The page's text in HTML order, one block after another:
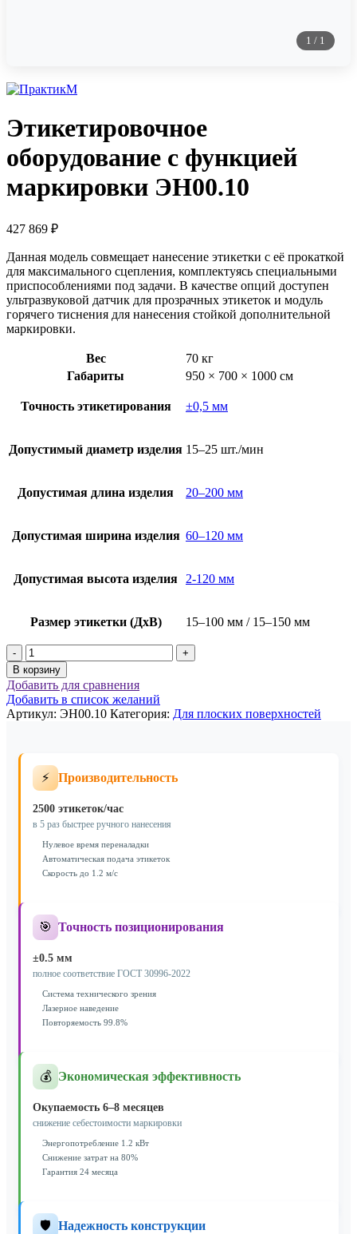
1 / 1
Этикетировочное
оборудование с функцией
маркировки ЭН00.10
427 869 ₽
Данная модель совмещает нанесение этикетки с её прокаткой
для максимального сцепления, комплектуясь специальными
приспособлениями под задачи. В качестве опций доступен
ультразвуковой датчик для прозрачных этикеток и модуль
горячего тиснения для нанесения стойкой дополнительной
маркировки.
Вес
70 кг
Габариты
950 × 700 × 1000 см
Точность этикетирования ±0,5 мм
Допустимый диаметр изделия 15–25 шт./мин
Допустимая длина изделия 20–200 мм
Допустимая ширина изделия 60–120 мм
Допустимая высота изделия 2-120 мм
Размер этикетки (ДхВ) 15–100 мм / 15–150 мм
Количество
товара
Этикетировочное
оборудование
с
функцией
В корзину
Добавить для сравнения
Добавить в список желаний
Артикул: ЭН00.10 Категория: Для плoских поверхностей
⚡ Производительность
2500 этикеток/час
в 5 раз быстрее ручного нанесения
Нулевое время переналадки
Автоматическая подача этикеток
Скорость до 1.2 м/с
🎯 Точность позиционирования
±0.5 мм
полное соответствие ГОСТ 30996-2022
Система технического зрения
Лазерное наведение
Повторяемость 99.8%
💰 Экономическая эффективность
Окупаемость 6–8 месяцев
снижение себестоимости маркировки
Энергопотребление 1.2 кВт
Снижение затрат на 80%
Гарантия 24 месяца
🛡️ Надежность конструкции